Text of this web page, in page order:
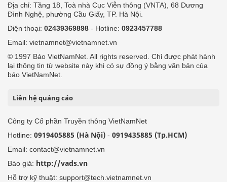
Địa chỉ: Tầng 18, Toà nhà Cục Viễn thông (VNTA), 68 Dương
Đình Nghệ, phường Cầu Giấy, TP. Hà Nội.
Điện thoại: 02439369898 - Hotline: 0923457788
Email: vietnamnet@vietnamnet.vn
© 1997 Báo VietNamNet. All rights reserved. Chỉ được phát hành
lại thông tin từ website này khi có sự đồng ý bằng văn bản của
báo VietNamNet.
Liên hệ quảng cáo
Công ty Cổ phần Truyền thông VietNamNet
Hotline: 0919405885 (Hà Nội) - 0919435885 (Tp.HCM)
Email: contact@vietnamnet.vn
Báo giá: http://vads.vn
Hỗ trợ kỹ thuật: support@tech.vietnamnet.vn